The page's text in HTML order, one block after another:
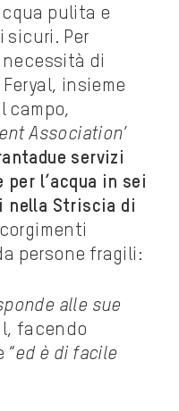
pulita e
sicuri. Per
di
insieme
campo,
Association’
servizi
l’acqua in sei
nella Striscia di
persone fragili:
alle sue
facendo
“ed è di facile